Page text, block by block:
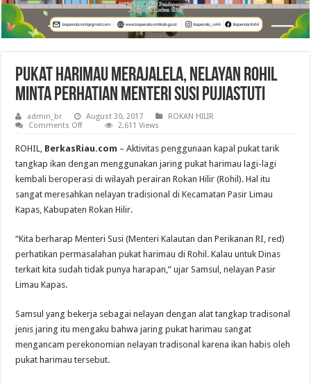
Pukat Harimau Merajalela, Nelayan Rohil
Minta Perhatian Menteri Susi Pujiastuti
admin_br August 30, 2017
ROKAN HILIR
Comments Offon
Harimau
Merajalela,
Nelayan
Rohil
Minta
Menteri
Susi
Pujiastuti
2,611 Views
ROHIL, BerkasRiau.com – Aktivitas penggunaan kapal pukat tarik
tangkap ikan dengan menggunakan jaring pukat harimau lagi-lagi
kembali beroperasi di wilayah perairan Rokan Hilir (Rohil). Hal itu
sangat meresahkan nelayan tradisional di Kecamatan Pasir Limau
Kapas, Kabupaten Rokan Hilir.
“Kita berharap Menteri Susi (Menteri Kalautan dan Perikanan RI, red)
perhatikan permasalahan pukat harimau di Rohil. Kalau untuk Dinas
terkait kita sudah tidak punya harapan,” ujar Samsul, nelayan Pasir
Limau Kapas.
Samsul yang bekerja sebagai nelayan dengan alat tangkap tradisonal
jenis jaring itu mengaku bahwa jaring pukat harimau sangat
mengancam perekonomian nelayan tradisonal karena ikan habis oleh
pukat harimau tersebut.